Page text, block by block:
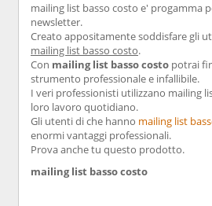
mailing list basso costo e' progamma
newsletter.
Creato appositamente soddisfare gli
mailing list basso costo.
Con mailing list basso costo potrai
strumento professionale e infallibile.
I veri professionisti utilizzano mailing
loro lavoro quotidiano.
Gli utenti di che hanno mailing list
enormi vantaggi professionali.
Prova anche tu questo prodotto.
mailing list basso costo